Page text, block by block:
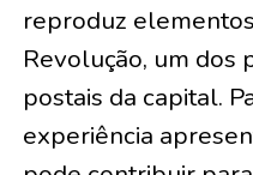
reproduz
Revolução, um dos
postais da capital.
experiência